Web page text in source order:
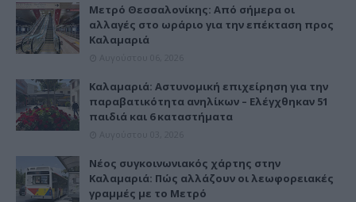
Μετρό Θεσσαλονίκης: Από σήμερα οι
αλλαγές στο ωράριο για την επέκταση προς
Καλαμαριά
Καλαμαριά: Αστυνομική επιχείρηση για την
παραβατικότητα ανηλίκων – Ελέγχθηκαν 51
παιδιά και 6 καταστήματα
Νέος συγκοινωνιακός χάρτης στην
Καλαμαριά: Πώς αλλάζουν οι λεωφορειακές
γραμμές με το Μετρό